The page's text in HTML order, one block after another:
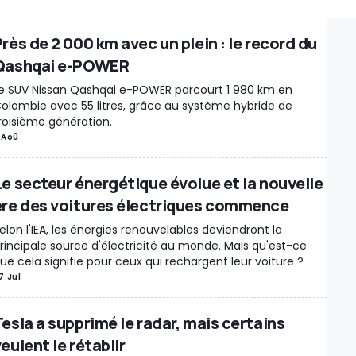
Insolite Interview Voitures Électriques Enchères Voitures
/ Marché Moteur Véhicules Utilitaires
Sécurité routière Jeux Vidéo Véhicules autonomes Rappels
mécaniques Gouvernement
À ne pas manquer Livres Hybride Show car Motos électriques
Vélos électriques Production Justice Lifestyle Police / Armée
Motor1Days Youngtimer Rétrospective Poids lourds
de 2 000 km avec un plein : le record du
e-POWER
SUV Nissan Qashqai e-POWER parcourt 1 980 km en
avec 55 litres, grâce au système hybride de
génération.
secteur énergétique évolue et la nouvelle
des voitures électriques commence
l'IEA, les énergies renouvelables deviendront la
source d'électricité au monde. Mais qu'est-ce
cela signifie pour ceux qui rechargent leur voiture ?
Jul
a supprimé le radar, mais certains
le rétablir